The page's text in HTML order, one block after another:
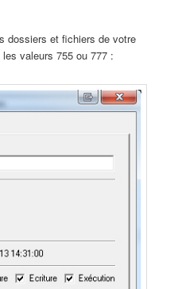
dossiers et fichiers de votre
valeurs 755 ou 777 :